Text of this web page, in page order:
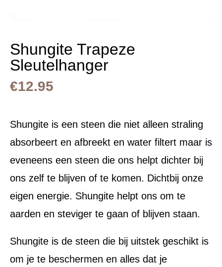
Shungite Trapeze
Sleutelhanger
€12.95
Shungite is een steen die niet alleen straling
absorbeert en afbreekt en water filtert maar is
eveneens een steen die ons helpt dichter bij
ons zelf te blijven of te komen. Dichtbij onze
eigen energie. Shungite helpt ons om te
aarden en steviger te gaan of blijven staan.
Shungite is de steen die bij uitstek geschikt is
om je te beschermen en alles dat je